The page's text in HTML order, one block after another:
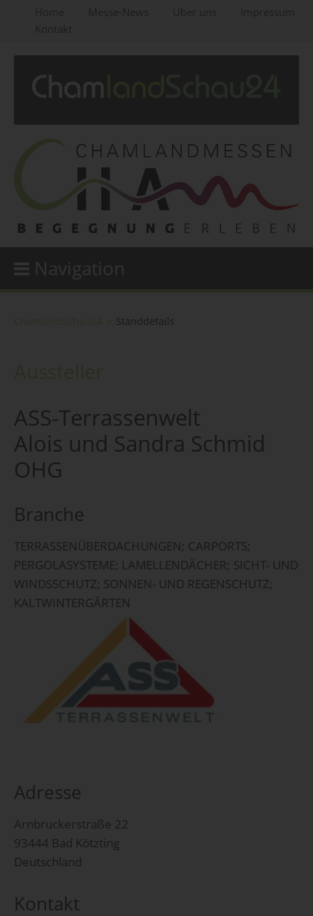
Navigation
Standdetails
ASS-Terrassenwelt
Alois und Sandra Schmid
OHG
Branche
TERRASSENÜBERDACHUNGEN; CARPORTS;
PERGOLASYSTEME; LAMELLENDÄCHER; SICHT- UND
WINDSSCHUTZ; SONNEN- UND REGENSCHUTZ;
KALTWINTERGÄRTEN
Adresse
Arnbruckerstraße 22
93444 Bad Kötzting
Deutschland
Kontakt